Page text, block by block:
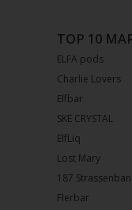
TOP 10
ELFA pods
Charlie Lovers
Elfbar
SKE CRYSTAL
ElfLiq
Lost Mary
187
Flerbar